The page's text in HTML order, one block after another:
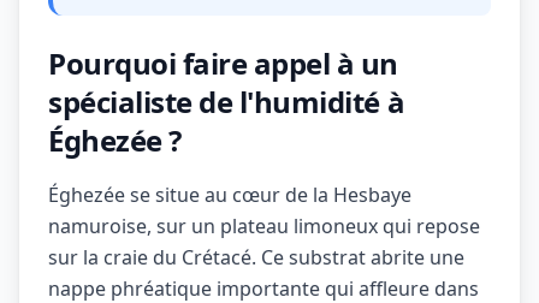
Pourquoi faire appel à un
spécialiste de l'humidité à
Éghezée ?
Éghezée se situe au cœur de la Hesbaye
namuroise, sur un plateau limoneux qui repose
sur la craie du Crétacé. Ce substrat abrite une
nappe phréatique importante qui affleure dans